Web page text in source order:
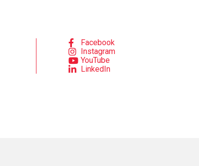
Facebook
Instagram
YouTube
LinkedIn